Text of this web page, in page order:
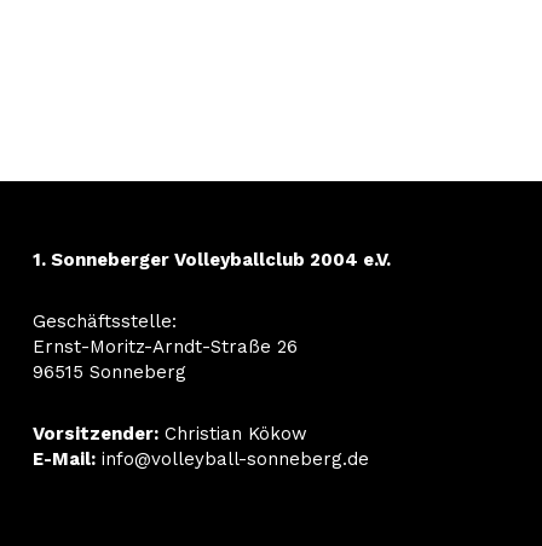
1. Sonneberger Volleyballclub 2004 e.V.
Geschäftsstelle:
Ernst-Moritz-Arndt-Straße 26
96515 Sonneberg
Vorsitzender:Christian Kökow
E-Mail:info@volleyball-sonneberg.de